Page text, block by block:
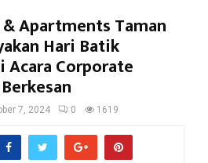
Apartments Taman
Hari Batik
Acara Corporate
7, 2024 0 1619